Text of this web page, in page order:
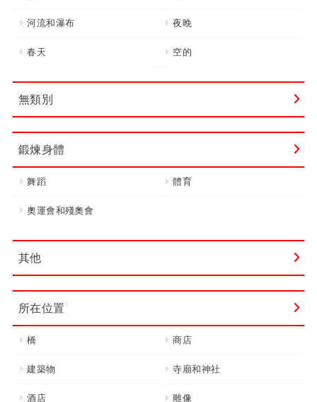
河流和瀑布 夜晚
春天 空的
無類別
鍛煉身體
舞蹈 體育
奧運會和殘奧會
其他
所在位置
橋 商店
建築物 寺廟和神社
酒店 雕像